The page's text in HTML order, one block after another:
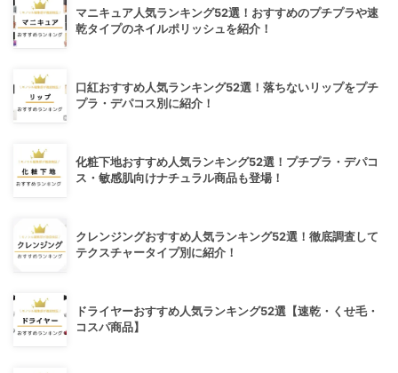
マニキュア人気ランキング52選！おすすめのプチプラや速
乾タイプのネイルポリッシュを紹介！
口紅おすすめ人気ランキング52選！落ちないリップをプチ
プラ・デパコス別に紹介！
化粧下地おすすめ人気ランキング52選！プチプラ・デパコ
ス・敏感肌向けナチュラル商品も登場！
クレンジングおすすめ人気ランキング52選！徹底調査して
テクスチャータイプ別に紹介！
ドライヤーおすすめ人気ランキング52選【速乾・くせ毛・
コスパ商品】